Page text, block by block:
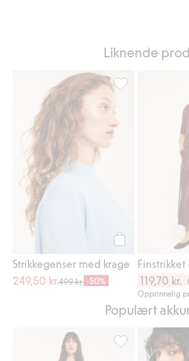
Liknende
Legg til
Strikkegenser med krage
249,50 kr.499 kr. -50%
Strikkegenser
119,70 kr.
Opprinnelig
Populært
Bluse med